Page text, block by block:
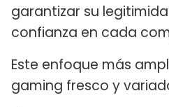
garantizar su
confianza en cada
Este enfoque más
gaming fresco y